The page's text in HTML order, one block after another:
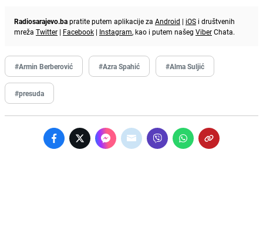
Radiosarajevo.bapratite putem aplikacije za Android | iOS i društvenih
mreža Twitter | Facebook | Instagram, kao i putem našeg ViberChata.
#Armin Berberović #Azra Spahić #Alma Suljić
#presuda